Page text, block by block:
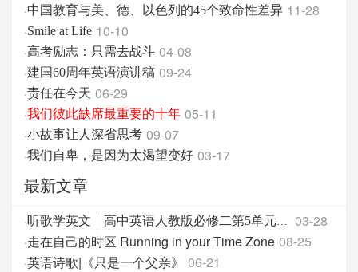
·中国教育与美、德、以色列的45个致命性差异 11-28
·Smile at Life 10-10
·高考励志：只需去战斗 04-08
·建国60周年英语演讲稿 09-24
·责任在今天 06-29
·我们彼此缺席最重要的十年 05-11
·小故事让人深省思考 09-07
·我们自卑，是因为太渴望变好 03-17
最新文章
· 听歌学英文︱高中英语人教版必修二第5单元 词汇 03-28
·走在自己的时区 Running in your Time Zone 08-25
·英语诗歌|《只是一个父亲》 06-21